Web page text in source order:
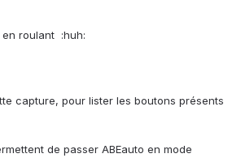
roulant :huh:
capture, pour lister les boutons présents
de passer ABEauto en mode